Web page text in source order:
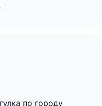
по городу